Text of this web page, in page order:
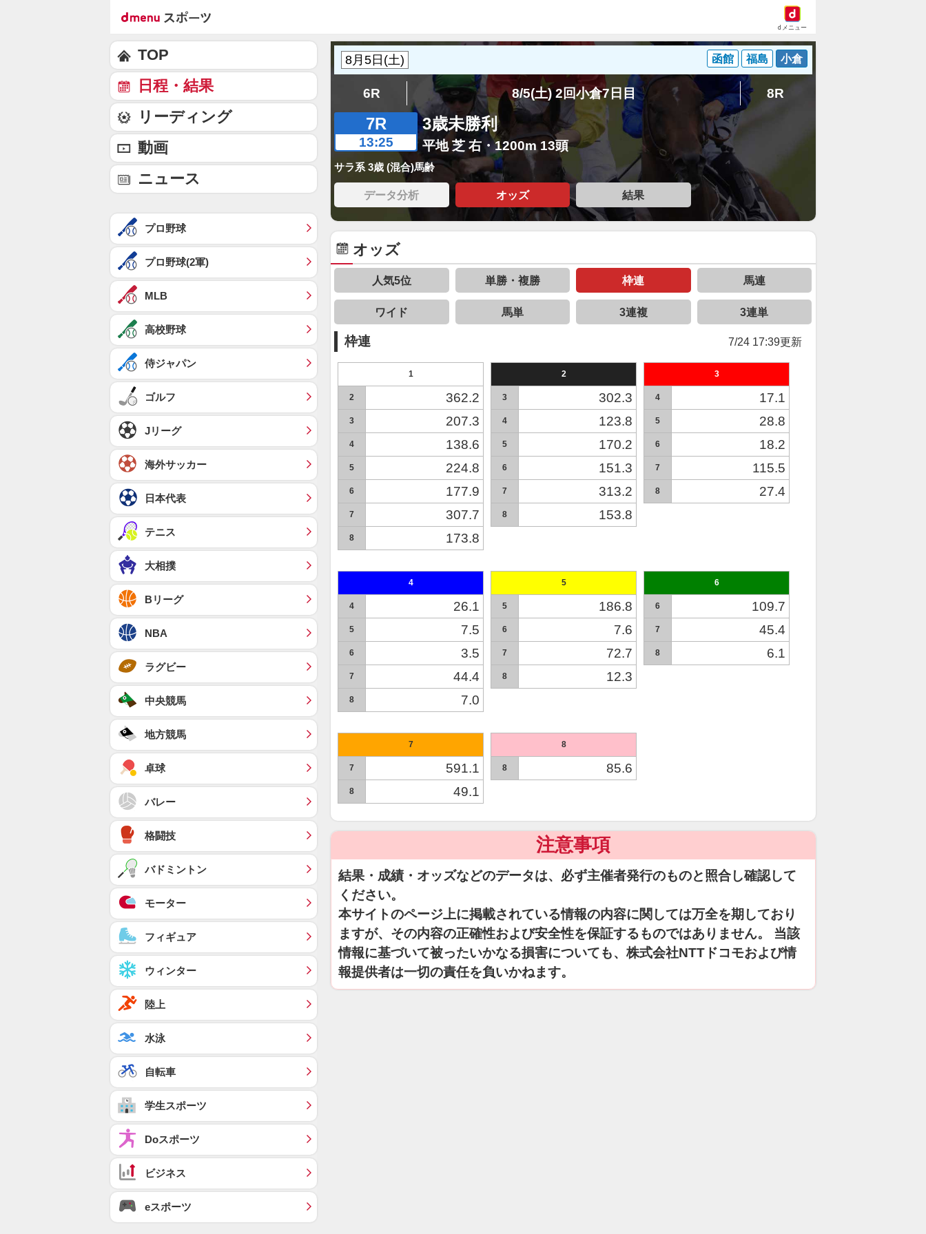
dメニュー
函館 福島 小倉
6R 8/5(土) 2回小倉7日目 8R
7R
13:25
3歳未勝利
平地 芝 右・1200m 13頭
サラ系 3歳 (混合)馬齢
データ分析 オッズ 結果
オッズ
人気5位 単勝・複勝 枠連 馬連
ワイド 馬単 3連複 3連単
枠連 7/24 17:39更新
1
2 362.2
3 207.3
4 138.6
5 224.8
6 177.9
7 307.7
8 173.8
2
3 302.3
4 123.8
5 170.2
6 151.3
7 313.2
8 153.8
3
4 17.1
5 28.8
6 18.2
7 115.5
8 27.4
4
4 26.1
5 7.5
6 3.5
7 44.4
8 7.0
5
5 186.8
6 7.6
7 72.7
8 12.3
6
6 109.7
7 45.4
8 6.1
7
7 591.1
8 49.1
8
8 85.6
注意事項
結果・成績・オッズなどのデータは、必ず主催者発行のものと照合し確認して
ください。
本サイトのページ上に掲載されている情報の内容に関しては万全を期しており
ますが、その内容の正確性および安全性を保証するものではありません。 当該
情報に基づいて被ったいかなる損害についても、株式会社NTTドコモおよび情
報提供者は一切の責任を負いかねます。
TOP
日程・結果
リーディング
動画
ニュース
プロ野球
プロ野球(2軍)
MLB
高校野球
侍ジャパン
ゴルフ
Jリーグ
海外サッカー
日本代表
テニス
大相撲
Bリーグ
NBA
ラグビー
中央競馬
地方競馬
卓球
バレー
格闘技
バドミントン
モーター
フィギュア
ウィンター
陸上
水泳
自転車
学生スポーツ
Doスポーツ
ビジネス
eスポーツ